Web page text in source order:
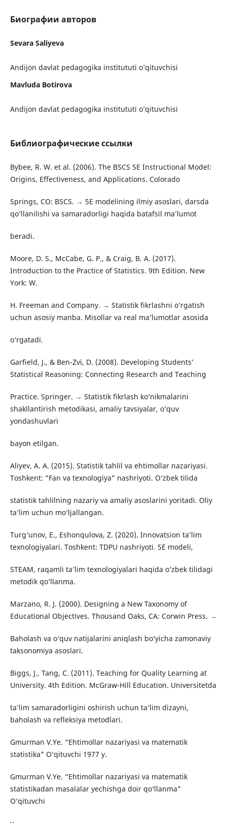
Биографии авторов
Sevara Saliyeva
Andijon davlat pedagogika institututi o‘qituvchisi
Mavluda Botirova
Andijon davlat pedagogika institututi o‘qituvchisi
Библиографические ссылки
Bybee, R. W. et al. (2006). The BSCS 5E Instructional Model:
Origins, Effectiveness, and Applications. Colorado
Springs, CO: BSCS. → 5E modelining ilmiy asoslari, darsda
qo‘llanilishi va samaradorligi haqida batafsil ma’lumot
beradi.
Moore, D. S., McCabe, G. P., & Craig, B. A. (2017).
Introduction to the Practice of Statistics. 9th Edition. New
York: W.
H. Freeman and Company. → Statistik fikrlashni o‘rgatish
uchun asosiy manba. Misollar va real ma’lumotlar asosida
o‘rgatadi.
Garfield, J., & Ben-Zvi, D. (2008). Developing Students’
Statistical Reasoning: Connecting Research and Teaching
Practice. Springer. → Statistik fikrlash ko‘nikmalarini
shakllantirish metodikasi, amaliy tavsiyalar, o‘quv
yondashuvlari
bayon etilgan.
Aliyev, A. A. (2015). Statistik tahlil va ehtimollar nazariyasi.
Toshkent: “Fan va texnologiya” nashriyoti. O‘zbek tilida
statistik tahlilning nazariy va amaliy asoslarini yoritadi. Oliy
ta’lim uchun mo‘ljallangan.
Turg‘unov, E., Eshonqulova, Z. (2020). Innovatsion ta’lim
texnologiyalari. Toshkent: TDPU nashriyoti. 5E modeli,
STEAM, raqamli ta’lim texnologiyalari haqida o‘zbek tilidagi
metodik qo‘llanma.
Marzano, R. J. (2000). Designing a New Taxonomy of
Educational Objectives. Thousand Oaks, CA: Corwin Press. →
Baholash va o‘quv natijalarini aniqlash bo‘yicha zamonaviy
taksonomiya asoslari.
Biggs, J., Tang, C. (2011). Teaching for Quality Learning at
University. 4th Edition. McGraw-Hill Education. Universitetda
ta’lim samaradorligini oshirish uchun ta’lim dizayni,
baholash va refleksiya metodlari.
Gmurman V.Ye. “Ehtimollar nazariyasi va matematik
statistika” O‘qituvchi 1977 y.
Gmurman V.Ye. “Ehtimollar nazariyasi va matematik
statistikadan masalalar yechishga doir qo‘llanma”
O‘qituvchi